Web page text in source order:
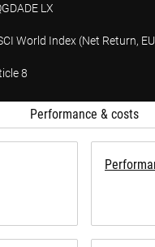
LX
World Index (Net Return,
8
Performance & costs